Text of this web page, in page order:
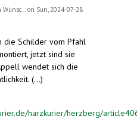
Wunsc...on Sun, 2024-07-28
die Schilder vom Pfahl
jetzt sind sie
wendet sich die
(...)
harzkurier/herzberg/